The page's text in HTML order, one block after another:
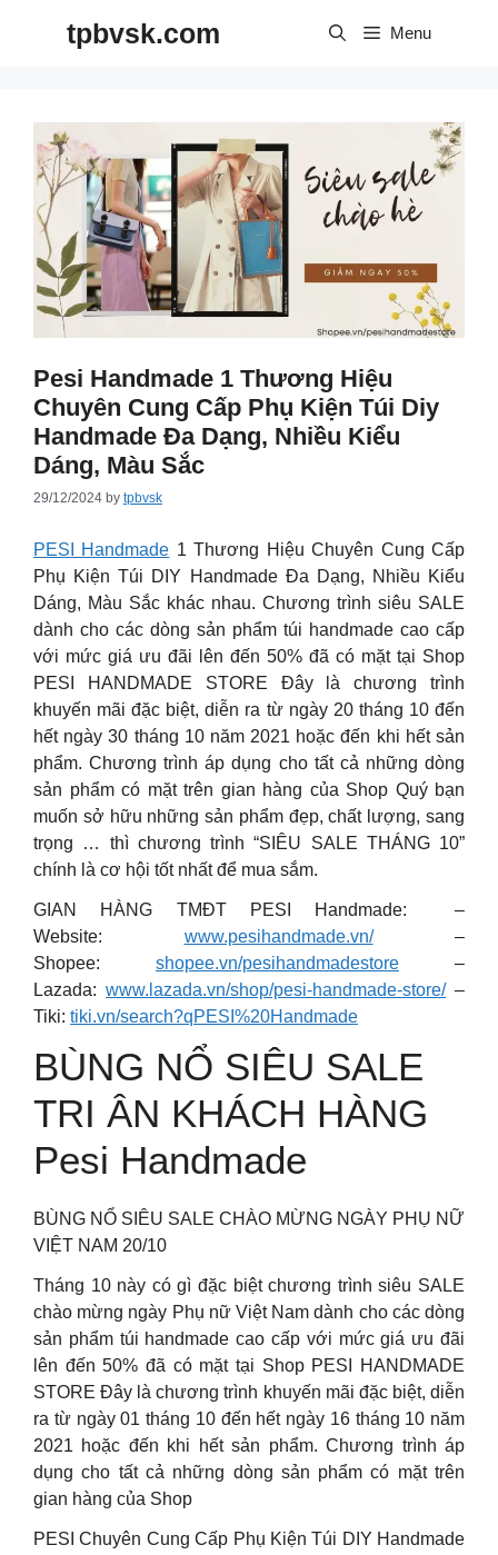
tpbvsk.com Menu
Pesi Handmade 1 Thương Hiệu
Chuyên Cung Cấp Phụ Kiện Túi Diy
Handmade Đa Dạng, Nhiều Kiểu
Dáng, Màu Sắc
29/12/2024 by tpbvsk
PESI Handmade 1 Thương Hiệu Chuyên Cung Cấp
Phụ Kiện Túi DIY Handmade Đa Dạng, Nhiều Kiểu
Dáng, Màu Sắc khác nhau. Chương trình siêu SALE
dành cho các dòng sản phẩm túi handmade cao cấp
với mức giá ưu đãi lên đến 50% đã có mặt tại Shop
PESI HANDMADE STORE Đây là chương trình
khuyến mãi đặc biệt, diễn ra từ ngày 20 tháng 10 đến
hết ngày 30 tháng 10 năm 2021 hoặc đến khi hết sản
phẩm. Chương trình áp dụng cho tất cả những dòng
sản phẩm có mặt trên gian hàng của Shop Quý bạn
muốn sở hữu những sản phẩm đẹp, chất lượng, sang
trọng … thì chương trình “SIÊU SALE THÁNG 10”
chính là cơ hội tốt nhất để mua sắm.
GIAN HÀNG TMĐT PESI Handmade: –
Website: www.pesihandmade.vn/–
Shopee: shopee.vn/pesihandmadestore –
Lazada: www.lazada.vn/shop/pesi-handmade-store/–
Tiki: tiki.vn/search?qPESI%20Handmade
BÙNG NỔ SIÊU SALE
TRI ÂN KHÁCH HÀNG
Pesi Handmade
BÙNG NỔ SIÊU SALE CHÀO MỪNG NGÀY PHỤ NỮ
VIỆT NAM 20/10
Tháng 10 này có gì đặc biệt chương trình siêu SALE
chào mừng ngày Phụ nữ Việt Nam dành cho các dòng
sản phẩm túi handmade cao cấp với mức giá ưu đãi
lên đến 50% đã có mặt tại Shop PESI HANDMADE
STORE Đây là chương trình khuyến mãi đặc biệt, diễn
ra từ ngày 01 tháng 10 đến hết ngày 16 tháng 10 năm
2021 hoặc đến khi hết sản phẩm. Chương trình áp
dụng cho tất cả những dòng sản phẩm có mặt trên
gian hàng của Shop
PESI Chuyên Cung Cấp Phụ Kiện Túi DIY Handmade